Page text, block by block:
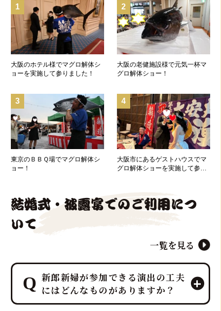
1
大阪のホテル様でマグロ解体シ
ョーを実施して参りました！
2
大阪の老健施設様で元気一杯マ
グロ解体ショー！
3
東京のＢＢＱ場でマグロ解体シ
ョー！
4
大阪市にあるゲストハウスでマ
グロ解体ショーを実施して参り
結婚式・披露宴でのご利用につ
いて
一覧を見る
新郎新婦が参加できる演出の工夫
にはどんなものがありますか？